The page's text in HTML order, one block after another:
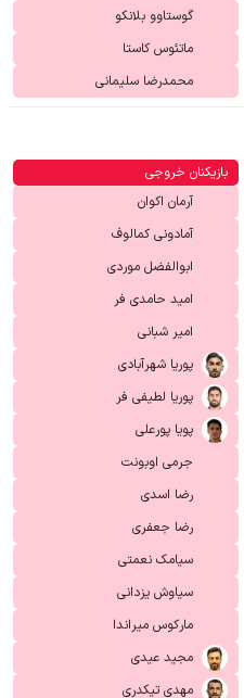
گوستاوو بلانکو
ماتئوس کاستا
محمدرضا سلیمانی
بازیکنان خروجی
آرمان اکوان
آمادونی کمالوف
ابوالفضل موردی
امید حامدی فر
امیر شبانی
پوریا شهرآبادی
پوریا لطیفی فر
پویا پورعلی
جرمی اوبونت
رضا اسدی
رضا جعفری
سیامک نعمتی
سیاوش یزدانی
مارکوس میراندا
مجید عیدی
مهدی تیکدری